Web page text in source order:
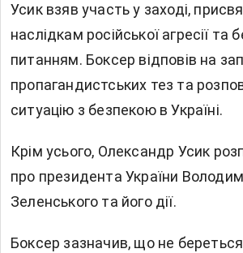
Усик взяв участь у заході,
наслідкам російської агресії та
питанням. Боксер відповів на
пропагандистських тез та
ситуацію з безпекою в Україні.
Крім усього, Олександр Усик
про президента України
Зеленського та його дії.
Боксер зазначив, що не